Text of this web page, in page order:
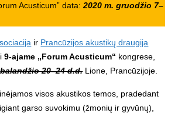
Acusticum” data:2020 m. gruodžio 7–
ir Prancūzijos akustikų draugija
9‑ajame „Forum Acusticum“ kongrese,
balandžio 20–24 d.d.Lione, Prancūzijoje.
visos akustikos temos, pradedant
garso suvokimu (žmonių ir gyvūnų),